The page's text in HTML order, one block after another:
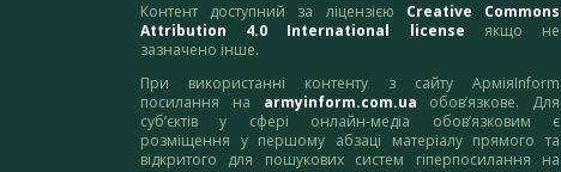
Контент доступний за ліцензією Creative Commons
Attribution 4.0 International license якщо не
зазначено інше.
При використанні контенту з сайту АрміяInform
посилання на armyinform.com.ua обов’язкове. Для
суб’єктів у сфері онлайн-медіа обов’язковим є
розміщення у першому абзаці матеріалу прямого та
відкритого для пошукових систем гіперпосилання на